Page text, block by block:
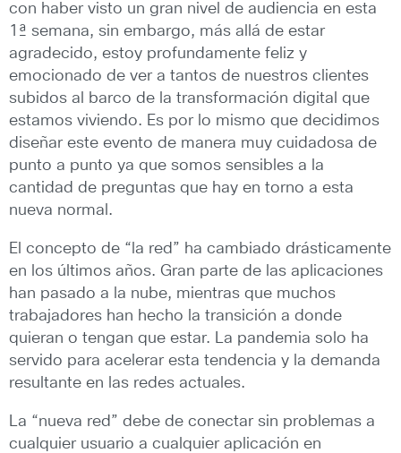
con haber visto un gran nivel de audiencia en esta
1ª semana, sin embargo, más allá de estar
agradecido, estoy profundamente feliz y
emocionado de ver a tantos de nuestros clientes
subidos al barco de la transformación digital que
estamos viviendo. Es por lo mismo que decidimos
diseñar este evento de manera muy cuidadosa de
punto a punto ya que somos sensibles a la
cantidad de preguntas que hay en torno a esta
nueva normal.
El concepto de “la red” ha cambiado drásticamente
en los últimos años. Gran parte de las aplicaciones
han pasado a la nube, mientras que muchos
trabajadores han hecho la transición a donde
quieran o tengan que estar. La pandemia solo ha
servido para acelerar esta tendencia y la demanda
resultante en las redes actuales.
La “nueva red” debe de conectar sin problemas a
cualquier usuario a cualquier aplicación en